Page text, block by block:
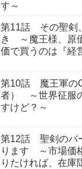
す～
第11話 その聖剣
き ～魔王様、原
価で買うのは『経
第10話 魔王軍の
者） ～世界征服
すけど？～
第12話 聖剣のバ
ります ～市場価
りたければ、在庫